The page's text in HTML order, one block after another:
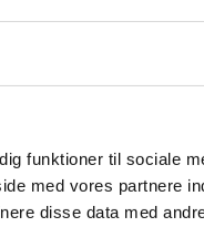
funktioner til sociale
med vores partnere
disse data med